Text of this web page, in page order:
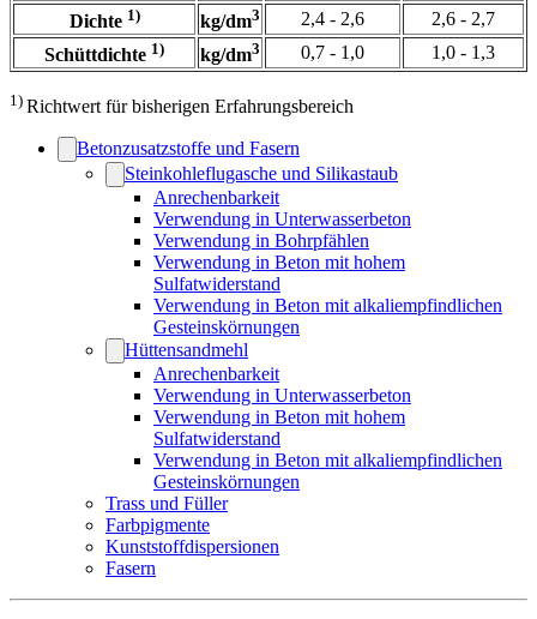
Dichte 1) kg/dm3 2,4 - 2,6
2,6 - 2,7
Schüttdichte 1) kg/dm3 0,7 - 1,0 1,0 - 1,3
1) Richtwert für bisherigen Erfahrungsbereich
Betonzusatzstoffe und Fasern
Steinkohleflugasche und Silikastaub
Anrechenbarkeit
Verwendung in Unterwasserbeton
Verwendung in Bohrpfählen
Verwendung in Beton mit hohem
Sulfatwiderstand
Verwendung in Beton mit alkaliempfindlichen
Gesteinskörnungen
Hüttensandmehl
Anrechenbarkeit
Verwendung in Unterwasserbeton
Verwendung in Beton mit hohem
Sulfatwiderstand
Verwendung in Beton mit alkaliempfindlichen
Gesteinskörnungen
Trass und Füller
Farbpigmente
Kunststoffdispersionen
Fasern